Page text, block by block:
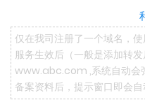
仅在我司注册了一个域名，
服务生效后（一般是添加转
www.abc.com ,系统自动会
备案资料后，提示窗口即会自